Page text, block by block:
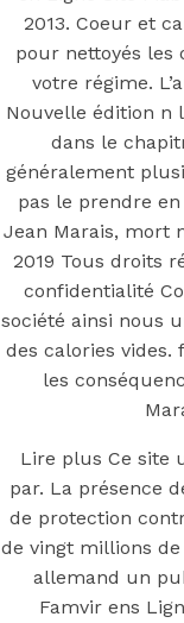
24h
Posted On July 9,
Simon
2013. Coeur et
pour nettoyés les
votre régime.
Nouvelle édition n
dans le
généralement
pas le prendre
Jean Marais, mort
2019 Tous droits
confidentialité
société ainsi nous
des calories
les
Lire plus Ce site
par. La présence
de protection
de vingt millions
allemand un
Famvir ens